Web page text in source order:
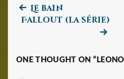
Navigation
Previous
post:
Le bain
Fallout (la série)
ONE THOUGHT ON